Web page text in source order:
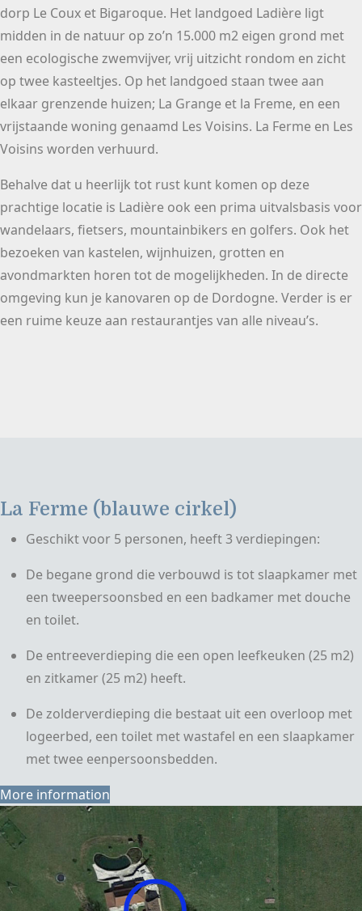
dorp Le Coux et Bigaroque. Het landgoed Ladière ligt
midden in de natuur op zo’n 15.000 m2 eigen grond met
een ecologische zwemvijver, vrij uitzicht rondom en zicht
op twee kasteeltjes. Op het landgoed staan twee aan
elkaar grenzende huizen; La Grange et la Freme, en een
vrijstaande woning genaamd Les Voisins. La Ferme en Les
Voisins worden verhuurd.
Behalve dat u heerlijk tot rust kunt komen op deze
prachtige locatie is Ladière ook een prima uitvalsbasis voor
wandelaars, fietsers, mountainbikers en golfers. Ook het
bezoeken van kastelen, wijnhuizen, grotten en
avondmarkten horen tot de mogelijkheden. In de directe
omgeving kun je kanovaren op de Dordogne. Verder is er
een ruime keuze aan restaurantjes van alle niveau’s.
La Ferme (blauwe cirkel)
Geschikt voor 5 personen, heeft 3 verdiepingen:
De begane grond die verbouwd is tot slaapkamer met
een tweepersoonsbed en een badkamer met douche
en toilet.
De entreeverdieping die een open leefkeuken (25 m2)
en zitkamer (25 m2) heeft.
De zolderverdieping die bestaat uit een overloop met
logeerbed, een toilet met wastafel en een slaapkamer
met twee eenpersoonsbedden.
More information